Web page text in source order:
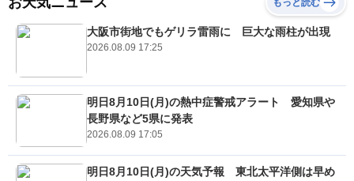
もっと読む
大阪市街地でもゲリラ雷雨に 巨大な雨柱が出現
2026.08.09 17:25
明日8月10日(月)の熱中症警戒アラート 愛知県や
長野県など5県に発表
2026.08.09 17:05
明日8月10日(月)の天気予報 東北太平洋側は早め